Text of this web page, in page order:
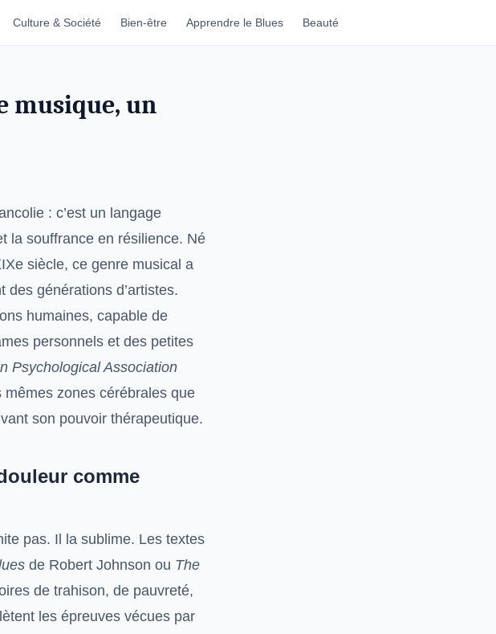
Culture & Société Bien-être Apprendre le Blues Beauté
musique, un
: c’est un langage
la souffrance en résilience. Né
siècle, ce genre musical a
générations d’artistes.
humaines, capable de
personnels et des petites
Psychological Association
mêmes zones cérébrales que
son pouvoir thérapeutique.
comme
pas. Il la sublime. Les textes
de Robert Johnson ou The
de trahison, de pauvreté,
les épreuves vécues par